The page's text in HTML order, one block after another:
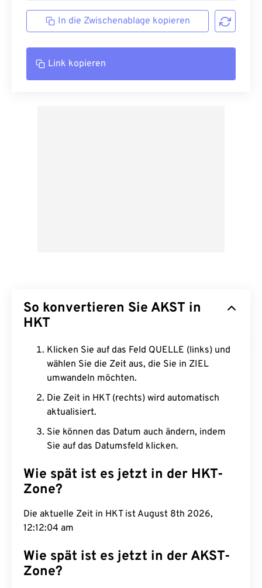
In die Zwischenablage kopieren
Link kopieren
So konvertieren Sie AKST in
HKT
Klicken Sie auf das Feld QUELLE (links) und
wählen Sie die Zeit aus, die Sie in ZIEL
umwandeln möchten.
Die Zeit in HKT (rechts) wird automatisch
aktualisiert.
Sie können das Datum auch ändern, indem
Sie auf das Datumsfeld klicken.
Wie spät ist es jetzt in der HKT-
Zone?
Die aktuelle Zeit in HKT ist August 8th 2026,
12:12:05 am
Wie spät ist es jetzt in der AKST-
Zone?